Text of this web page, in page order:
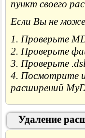
пункт своего
Если Вы не
1. Проверьте
2. Проверьте
3. Проверьте
4. Посмотрите
расширений
Удаление